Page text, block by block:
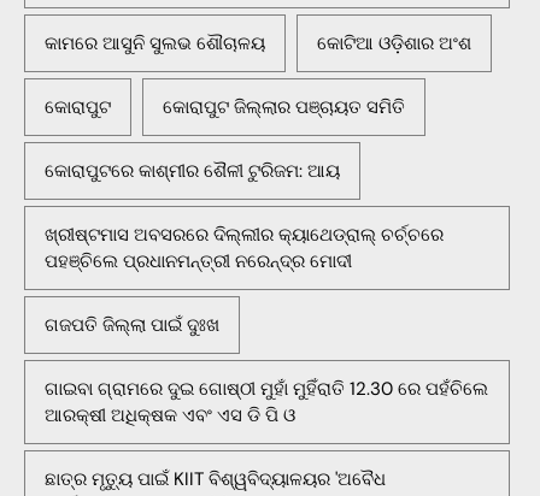
କାମରେ ଆସୁନି ସୁଲଭ ଶୌଚାଳୟ କୋଟିଆ ଓଡ଼ିଶାର ଅଂଶ
କୋରାପୁଟ କୋରାପୁଟ ଜିଲ୍ଲାର ପଞ୍ଚାୟତ ସମିତି
କୋରାପୁଟରେ କାଶ୍ମୀର ଶୈଳୀ ଟୁରିଜମ: ଆୟ
ଖ୍ରୀଷ୍ଟମାସ ଅବସରରେ ଦିଲ୍ଲୀର କ୍ୟାଥେଡ୍ରାଲ୍ ଚର୍ଚ୍ଚରେ
ପହଞ୍ଚିଲେ ପ୍ରଧାନମନ୍ତ୍ରୀ ନରେନ୍ଦ୍ର ମୋଦୀ
ଗଜପତି ଜିଲ୍ଲା ପାଇଁ ଦୁଃଖ
ଗାଇବା ଗ୍ରାମରେ ଦୁଇ ଗୋଷ୍ଠୀ ମୁହାଁ ମୁହିଁରାତି 12.30 ରେ ପହଁଚିଲେ
ଆରକ୍ଷୀ ଅଧିକ୍ଷକ ଏବଂ ଏସ ଡି ପି ଓ
ଛାତ୍ର ମୃତ୍ୟୁ ପାଇଁ KIIT ବିଶ୍ୱବିଦ୍ୟାଳୟର 'ଅବୈଧ